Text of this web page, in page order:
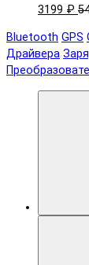
3199 ₽
Bluetooth GPS
Драйвера